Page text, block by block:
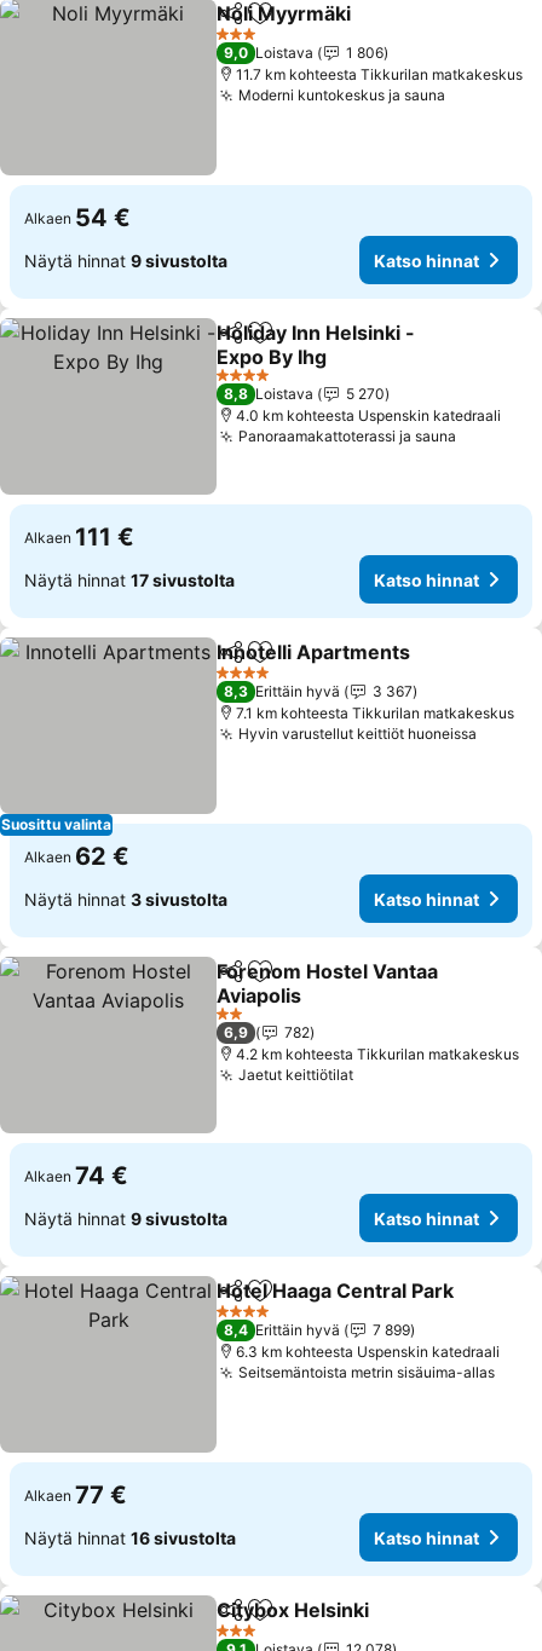
Jaa Lisää suosikkeihin
Noli Myyrmäki
3 Tähtiluokitus
9,0 Loistava
1 806
11.7 km kohteesta Tikkurilan matkakeskus
Moderni kuntokeskus ja sauna
Alkaen 54 €
Näytä hinnat 9 sivustolta Katso hinnat
Jaa Lisää suosikkeihin
Holiday Inn Helsinki -
Expo By Ihg
4 Tähtiluokitus
8,8 Loistava
5 270
4.0 km kohteesta Uspenskin katedraali
Panoraamakattoterassi ja sauna
Alkaen 111 €
Näytä hinnat 17 sivustolta Katso hinnat
Suosittu valinta
Jaa Lisää suosikkeihin
Innotelli Apartments
4 Tähtiluokitus
8,3 Erittäin hyvä
3 367
7.1 km kohteesta Tikkurilan matkakeskus
Hyvin varustellut keittiöt huoneissa
Alkaen 62 €
Näytä hinnat 3 sivustolta Katso hinnat
Jaa Lisää suosikkeihin
Forenom Hostel Vantaa
Aviapolis
2 Tähtiluokitus
6,9
782
4.2 km kohteesta Tikkurilan matkakeskus
Jaetut keittiötilat
Alkaen 74 €
Näytä hinnat 9 sivustolta Katso hinnat
Jaa Lisää suosikkeihin
Hotel Haaga Central Park
4 Tähtiluokitus
8,4 Erittäin hyvä
7 899
6.3 km kohteesta Uspenskin katedraali
Seitsemäntoista metrin sisäuima-allas
Alkaen 77 €
Näytä hinnat 16 sivustolta Katso hinnat
Jaa Lisää suosikkeihin
Citybox Helsinki
3 Tähtiluokitus